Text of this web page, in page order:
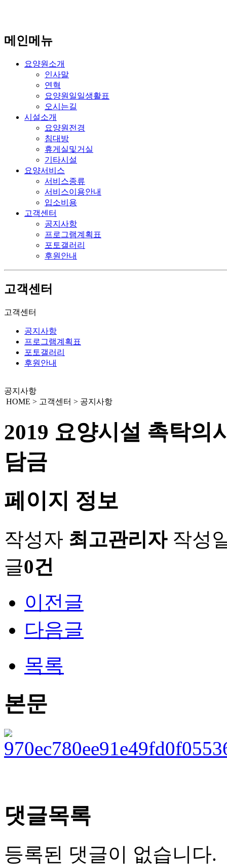
메인메뉴
요양원소개
인사말
연혁
요양원일일생활표
오시는길
시설소개
요양원전경
침대방
휴게실및거실
기타시설
요양서비스
서비스종류
서비스이용안내
입소비용
고객센터
공지사항
프로그램계획표
포토갤러리
후원안내
고객센터
고객센터
공지사항
프로그램계획표
포토갤러리
후원안내
공지사항
HOME > 고객센터 > 공지사항
2019 요양시설 촉탁의
담금
페이지 정보
작성자 최고관리자 작성
글0건
이전글
다음글
목록
본문
댓글목록
등록된 댓글이 없습니다.